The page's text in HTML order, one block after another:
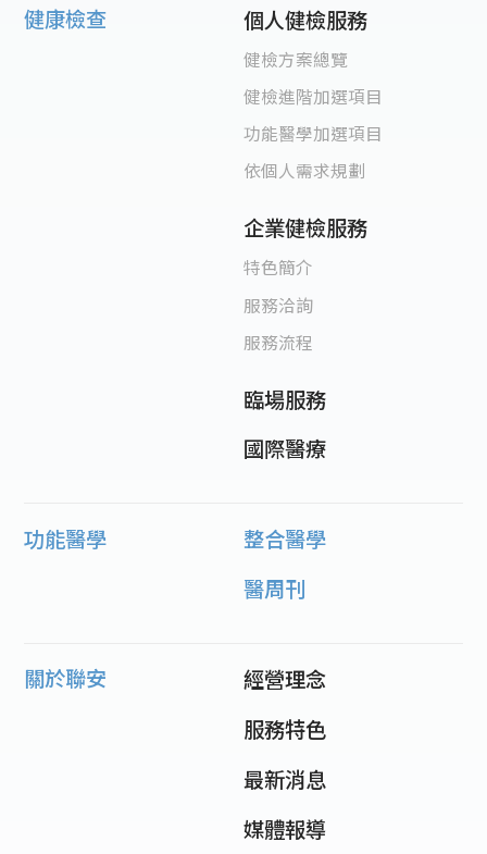
健康檢查 個人健檢服務
健檢方案總覽
健檢進階加選項目
功能醫學加選項目
依個人需求規劃
企業健檢服務
特色簡介
服務洽詢
服務流程
臨場服務
國際醫療
功能醫學
整合醫學
醫周刊
關於聯安
經營理念
服務特色
最新消息
媒體報導